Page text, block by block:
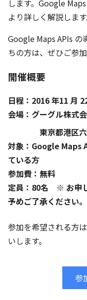
します。Google
より詳しく解説しま
Google Maps APIs
ちの方は、ぜひご参加
開催概要
日程：2016 年11 月
会場：グーグル株式
東京都港区六本
対象：Google Maps
ている方
参加費：無料
定員：80名 ※ お申し
予めご了承ください。
参加を希望される方
いします。
参